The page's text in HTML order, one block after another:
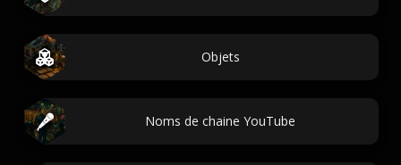
Objets
Noms de chaine YouTube